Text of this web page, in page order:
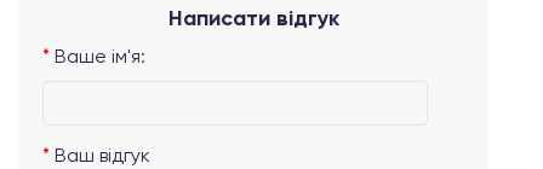
Написати відгук
Ваше ім'я:
Ваш відгук